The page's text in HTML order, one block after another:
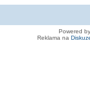
Powered
Reklama na